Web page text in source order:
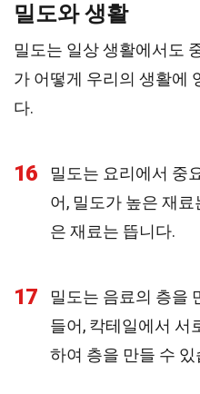
밀도와 생활
밀도는 일상 생활에서도
가 어떻게 우리의 생활에
다.
16
밀도는 요리에서 중
어, 밀도가 높은 재
은 재료는 뜹니다.
17
밀도는 음료의 층을
들어, 칵테일에서 서
하여 층을 만들 수 있